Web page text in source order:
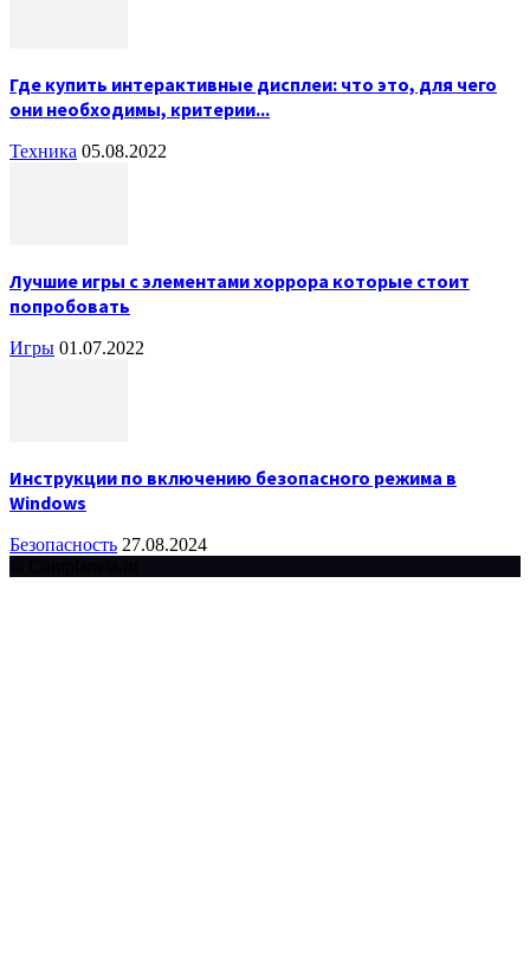
Где купить интерактивные дисплеи: что это, для чего
они необходимы, критерии...
Техника 05.08.2022
Лучшие игры с элементами хоррора которые стоит
попробовать
Игры 01.07.2022
Инструкции по включению безопасного режима в
Windows
Безопасность 27.08.2024